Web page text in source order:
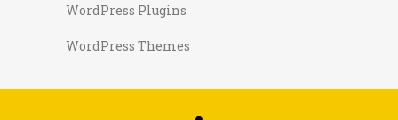
WordPress Plugins
WordPress Themes